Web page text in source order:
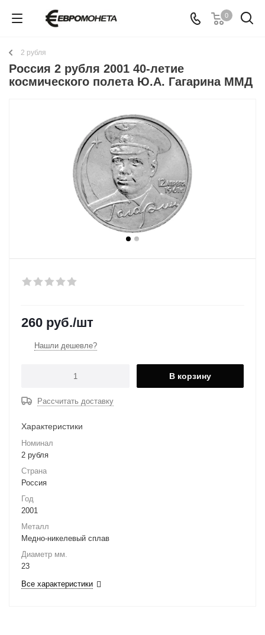
0
2 рубля
Россия 2 рубля 2001 40-летие
космического полета Ю.А. Гагарина ММД
260 руб./шт
Нашли дешевле?
В корзину
Рассчитать доставку
Характеристики
Номинал
2 рубля
Страна
Россия
Год
2001
Металл
Медно-никелевый сплав
Диаметр мм.
23
Все характеристики